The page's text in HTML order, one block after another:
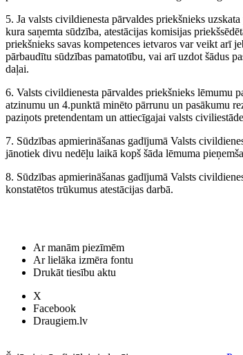
5. Ja valsts civildienesta pārvaldes priekšnieks
kura saņemta sūdzība, atestācijas komisijas
priekšnieks savas kompetences ietvaros var veikt arī
pārbaudītu sūdzības pamatotību, vai arī uzdot šādus
daļai.
6. Valsts civildienesta pārvaldes priekšnieks lēmumu
atzinumu un 4.punktā minēto pārrunu un pasākumu
paziņots pretendentam un attiecīgajai valsts
7. Sūdzības apmierināšanas gadījumā Valsts
jānotiek divu nedēļu laikā kopš šāda lēmuma
8. Sūdzības apmierināšanas gadījumā Valsts
konstatētos trūkumus atestācijas darbā.
Ar manām piezīmēm
Ar lielāka izmēra fontu
Drukāt tiesību aktu
X
Facebook
Draugiem.lv